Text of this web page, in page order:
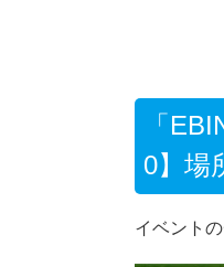
「
0】場
イベント